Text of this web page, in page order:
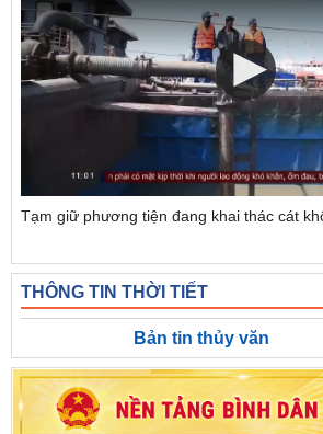
Tạm giữ phương tiện đang khai thác cát
THÔNG TIN THỜI TIẾT
Bản tin thủy văn